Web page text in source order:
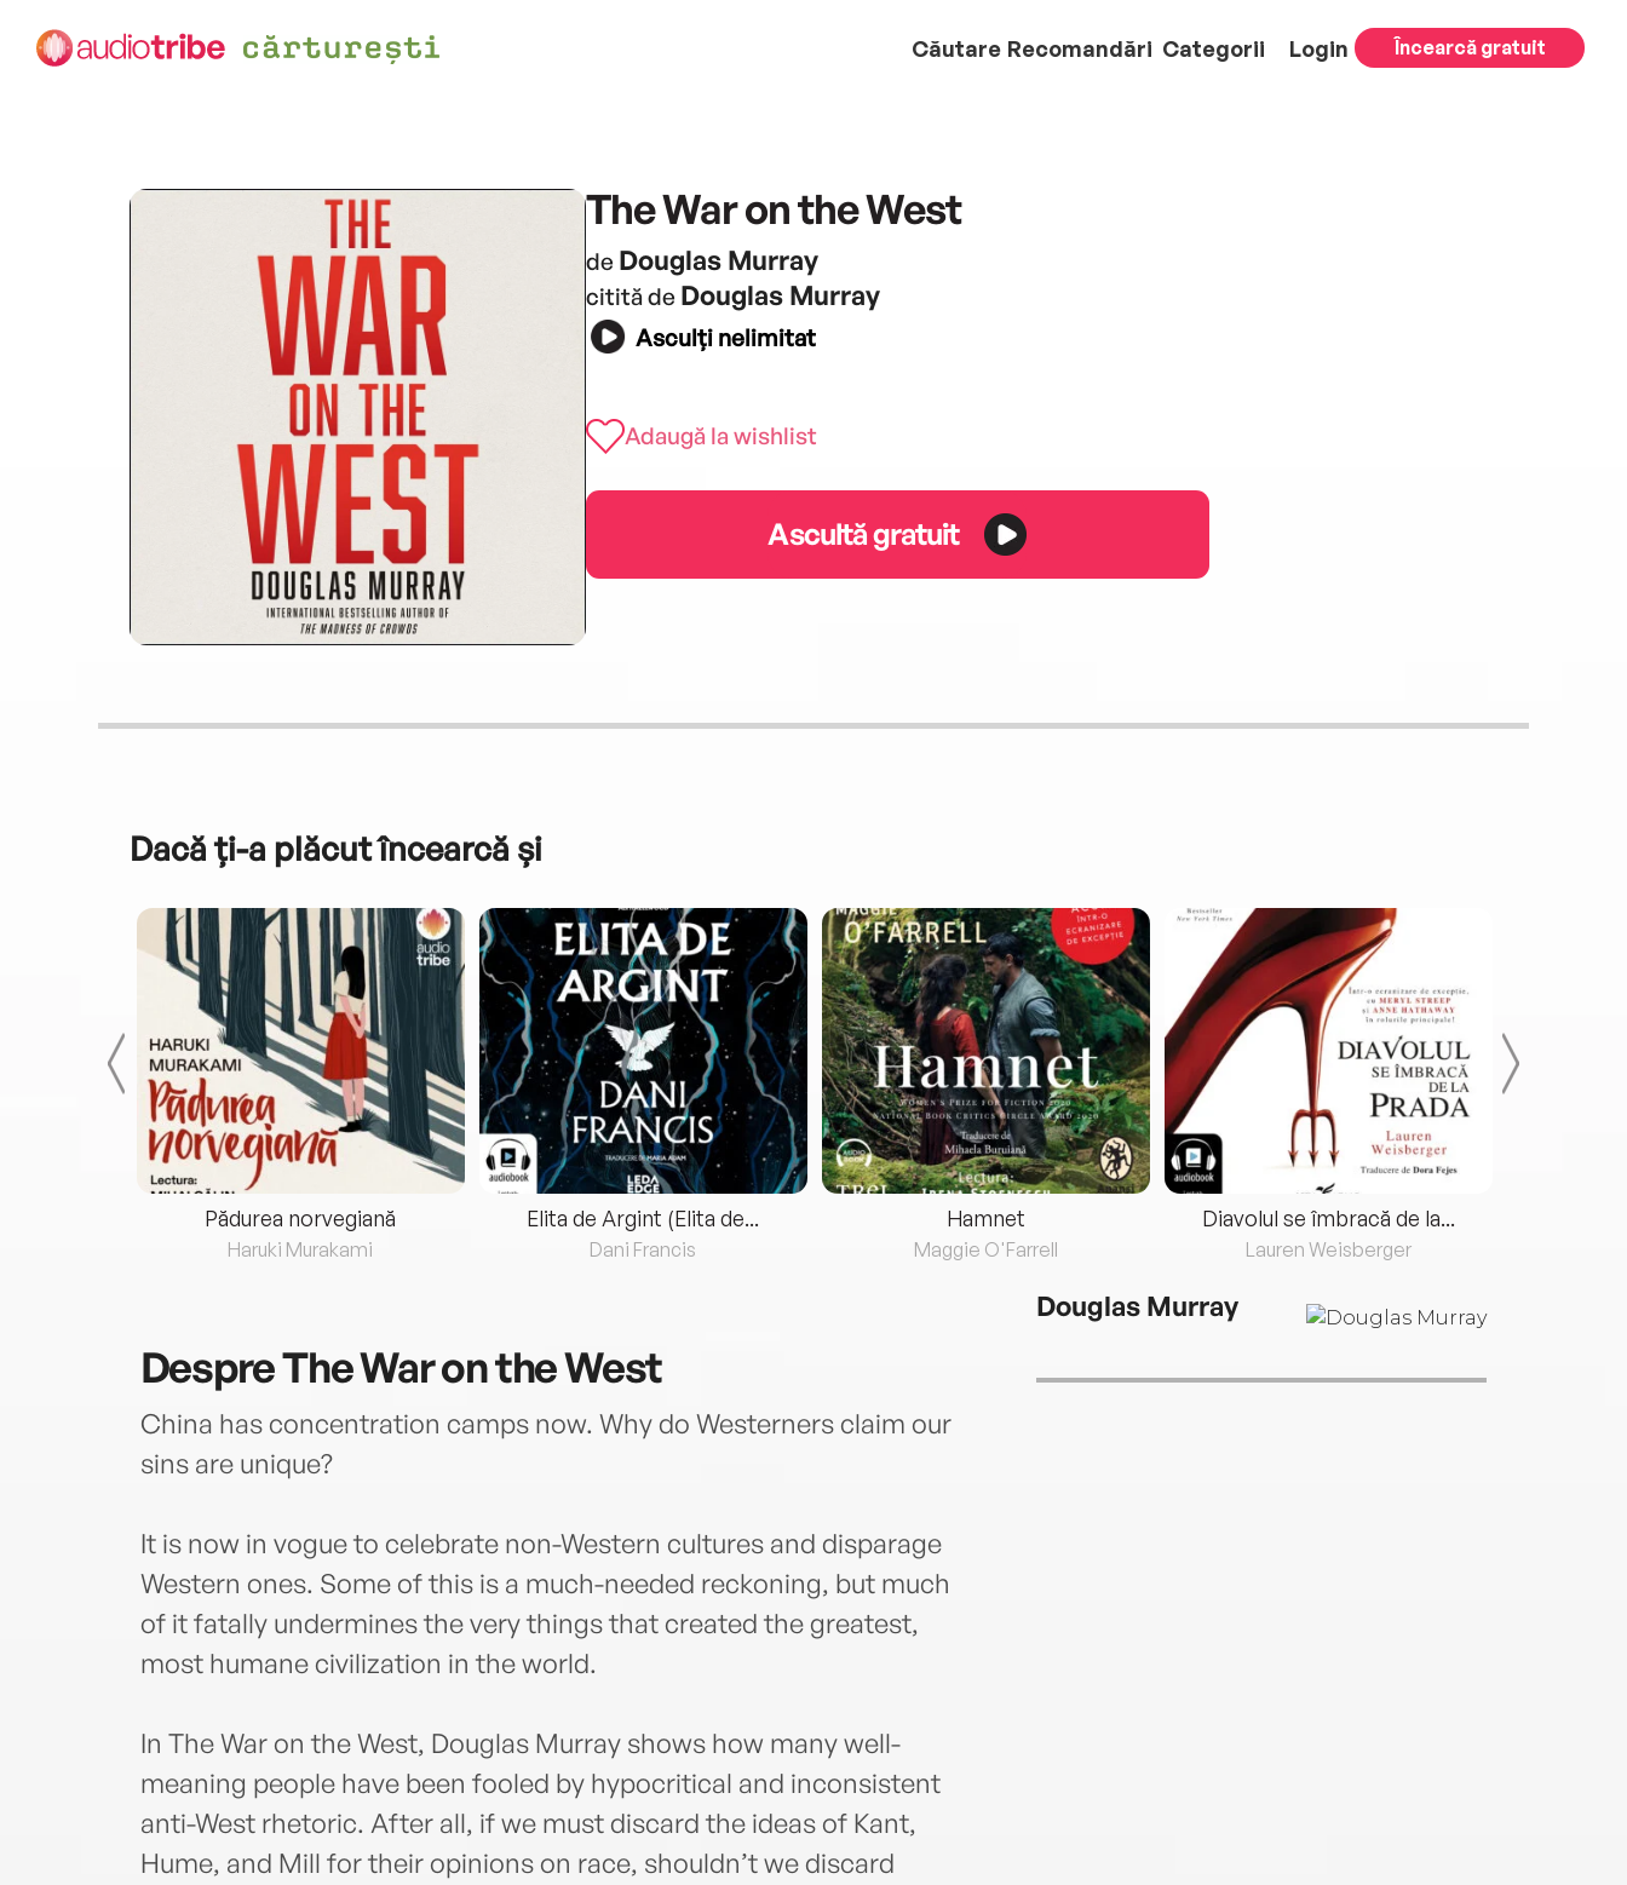
Căutare Recomandări Categorii Login Încearcă gratuit
The War on the West
de Douglas Murray
citită de Douglas Murray
Asculți nelimitat
Adaugă la wishlist
Ascultă gratuit
Dacă ți-a plăcut încearcă și
Pădurea norvegiană
Haruki Murakami
Elita de Argint (Elita de...
Dani Francis
Hamnet
Maggie O'Farrell
Diavolul se îmbracă de la...
Lauren Weisberger
DespreThe War on the West
China has concentration camps now. Why do Westerners claim our
sins are unique?
It is now in vogue to celebrate non-Western cultures and disparage
Western ones. Some of this is a much-needed reckoning, but much
of it fatally undermines the very things that created the greatest,
most humane civilization in the world.
In The War on the West, Douglas Murray shows how many well-
meaning people have been fooled by hypocritical and inconsistent
anti-West rhetoric. After all, if we must discard the ideas of Kant,
Hume, and Mill for their opinions on race, shouldn’t we discard
Douglas Murray